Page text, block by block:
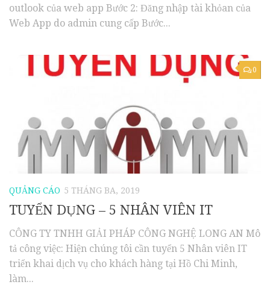
outlook của web app Bước 2: Đăng nhập tài khỏan của
Web App do admin cung cấp Bước...
0
QUẢNG CÁO 5 THÁNG BA, 2019
TUYỂN DỤNG – 5 NHÂN VIÊN IT
CÔNG TY TNHH GIẢI PHÁP CÔNG NGHỆ LONG AN Mô
tả công việc: Hiện chúng tôi cần tuyển 5 Nhân viên IT
triển khai dịch vụ cho khách hàng tại Hồ Chi Minh,
làm...